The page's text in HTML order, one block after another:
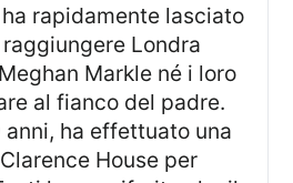
Londra
Markle né i loro
al fianco del padre.
anni, ha effettuato una
House per